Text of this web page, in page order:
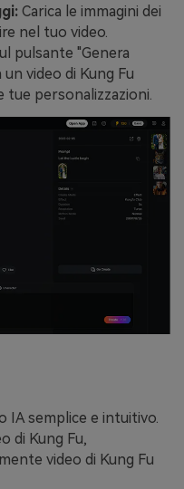
Carica le immagini dei
nel tuo video.
pulsante "Genera
video di Kung Fu
personalizzazioni.
IA semplice e intuitivo.
di Kung Fu,
video di Kung Fu